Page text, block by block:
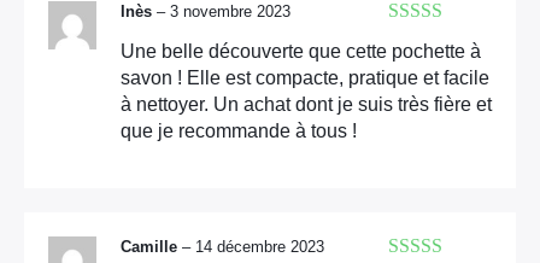
Note sur 5
Inès – 3 novembre 2023
Une belle découverte que cette pochette à
savon ! Elle est compacte, pratique et facile
à nettoyer. Un achat dont je suis très fière et
que je recommande à tous !
Camille – 14 décembre 2023